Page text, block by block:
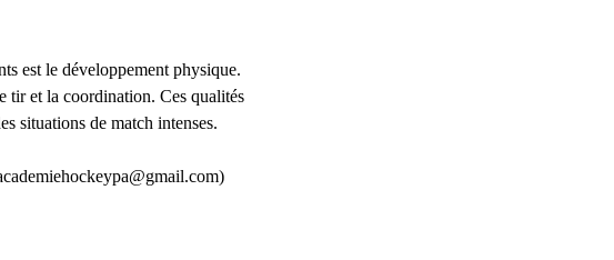
est le développement physique.
tir et la coordination. Ces qualités
situations de match intenses.